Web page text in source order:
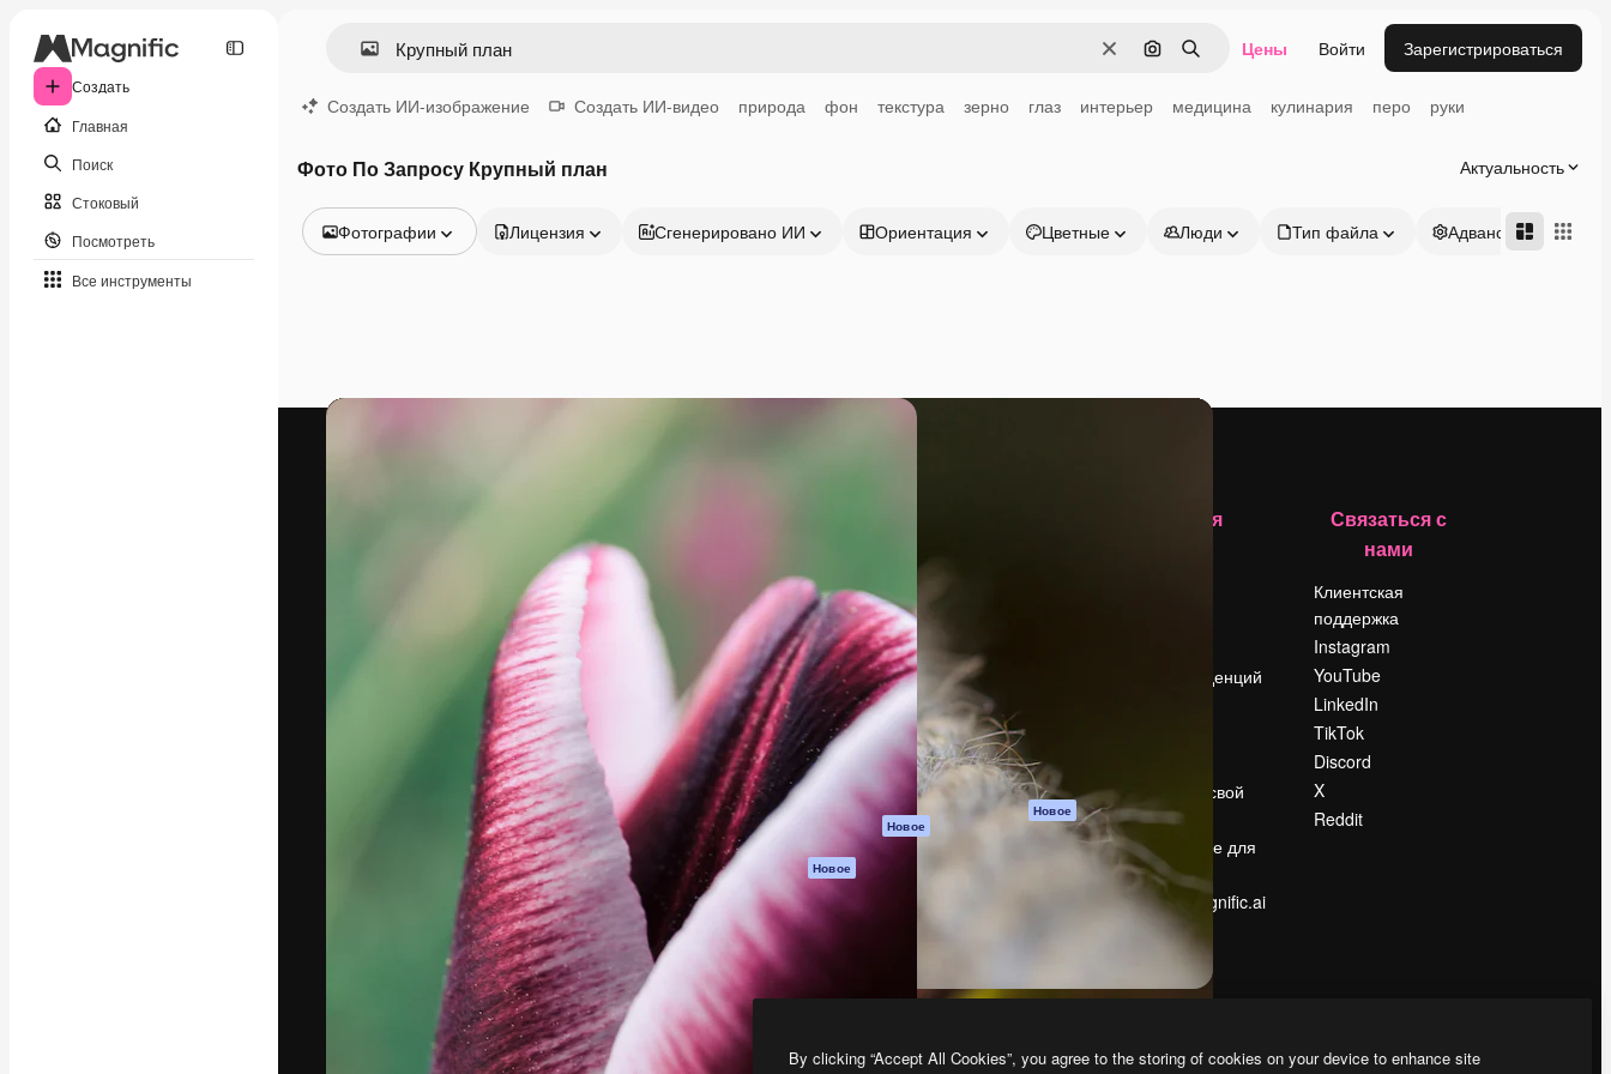
Создать
Главная
Поиск
Стоковый
Посмотреть
Все инструменты
ОчиститьПоиск по изображению
Поиск Цены Войти Зарегистрироваться
Создать ИИ-изображение Создать ИИ-видео природа фон текстура зерно глаз интерьер медицина кулинария перо руки
Фото По Запросу Крупный план Актуальность
Фотографии
Видео
Лицензия Сгенерировано ИИ Ориентация Цветные Люди Тип файла Адвансд
Креативная платформа для создания
ваших лучших работ. Более 1 миллиона
подписчиков среди креаторов,
предприятий, агентств и студий.
Pусский
ИИ-помощник
Генератор
изображений ИИ
Генератор видео
ИИ
Генератор голоса
на основе ИИ
Стоковый контент
MCP для
Claude/ChatGPT
Новое
Агенты Новое
API
Мобильное
приложение
Все инструменты
Magnific
поддержки
Условия и
положения
Политика
конфиденциальности
Оригиналы Новое
Политика файлов
Компания
Поиск тенденций
Продайте свой
контент
Помещение для
прессы
Ищете magnific.ai
Связаться с
нами
Клиентская
поддержка
Instagram
YouTube
LinkedIn
TikTok
Discord
X
Reddit
By clicking “Accept All Cookies”, you agree to the storing of cookies on your device to enhance site